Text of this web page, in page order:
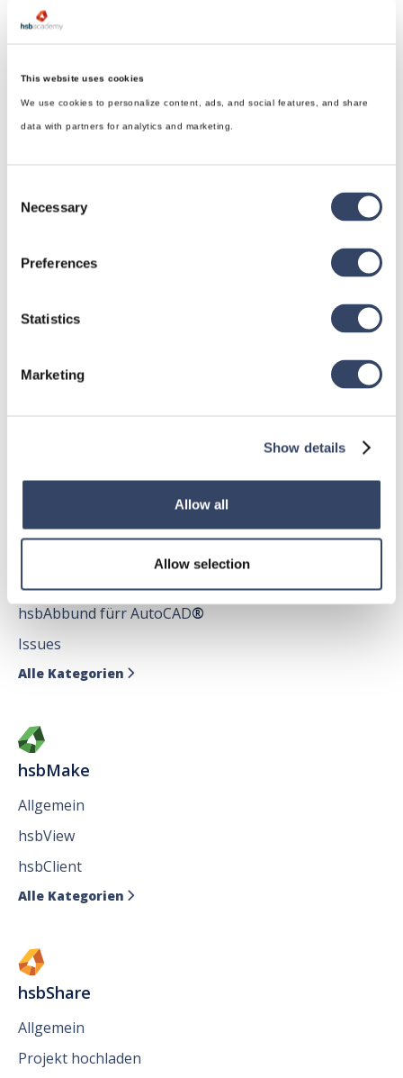
This website uses cookies
We use cookies to personalize content, ads, and social features, and share
data with partners for analytics and marketing.
Selection
Necessary
Preferences
Statistics
Marketing
Show details
Allow all
Allow selection
hsbDesign für Revit®
hsbDesign für AutoCAD®
Allgemein
hsbAbbund fürr AutoCAD®
Issues
Alle Kategorien 
hsbMake
Allgemein
hsbView
hsbClient
Alle Kategorien 
hsbShare
Allgemein
Projekt hochladen